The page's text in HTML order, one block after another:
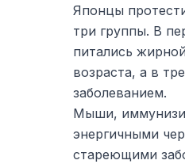
Японцы
три группы. В
питались
возраста, а в
заболеванием.
Мыши,
энергичными
стареющими